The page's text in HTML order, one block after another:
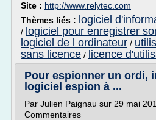
Site : http://www.relytec.com
Thèmes liés : logiciel
/ logiciel pour enregistrer
logiciel de l ordinateur /
sans licence / licence
Pour espionner un ordi,
logiciel espion à ...
Par Julien Paignau sur 29 mai
Commentaires